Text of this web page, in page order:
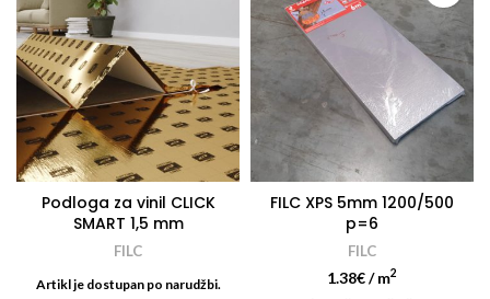
Podloga za vinil CLICK
SMART 1,5 mm
FILC
Artikl je dostupan po narudžbi.
FILC XPS 5mm 1200/500
p=6
FILC
1.38€/ m2